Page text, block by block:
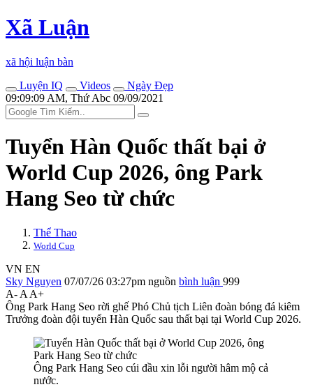
Xã Luận
xã hội luận bàn
Luyện IQ
Videos
Ngày Đẹp
09:09:09 AM, Thứ Abc 09/09/2021
Tuyển Hàn Quốc thất bại ở
World Cup 2026, ông Park
Hang Seo từ chức
Thể Thao
World Cup
VN EN
Sky Nguyen 07/07/26 03:27pm nguồn bình luận 999
A- A A+
Ông Park Hang Seo rời ghế Phó Chủ tịch Liên đoàn bóng đá kiêm
Trưởng đoàn đội tuyển Hàn Quốc sau thất bại tại World Cup 2026.
Ông Park Hang Seo cúi đầu xin lỗi người hâm mộ cả
nước.